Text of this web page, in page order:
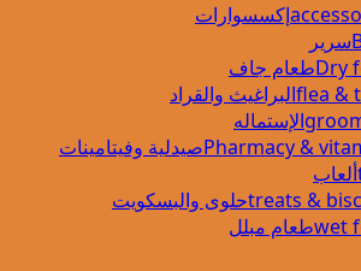
إكسسوارات
سرير
طعام جاف
البراغيث والقراد
الإستماله
صيدلية وفيتامينات
ألعاب
حلوى والبسكويت
طعام مبلل